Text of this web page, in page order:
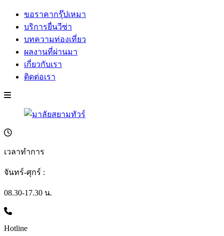
ขอราคากรุ๊ปเหมา
บริการยื่นวีซ่า
บทความท่องเที่ยว
ผลงานที่ผ่านมา
เกี่ยวกับเรา
ติดต่อเรา
เวลาทำการ
จันทร์-ศุกร์ :
08.30-17.30 น.
Hotline